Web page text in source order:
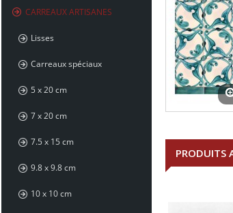
CARREAUX ARTISANES
Lisses
Carreaux spéciaux
5 x 20 cm
7 x 20 cm
7.5 x 15 cm
9.8 x 9.8 cm
10 x 10 cm
PRODUITS